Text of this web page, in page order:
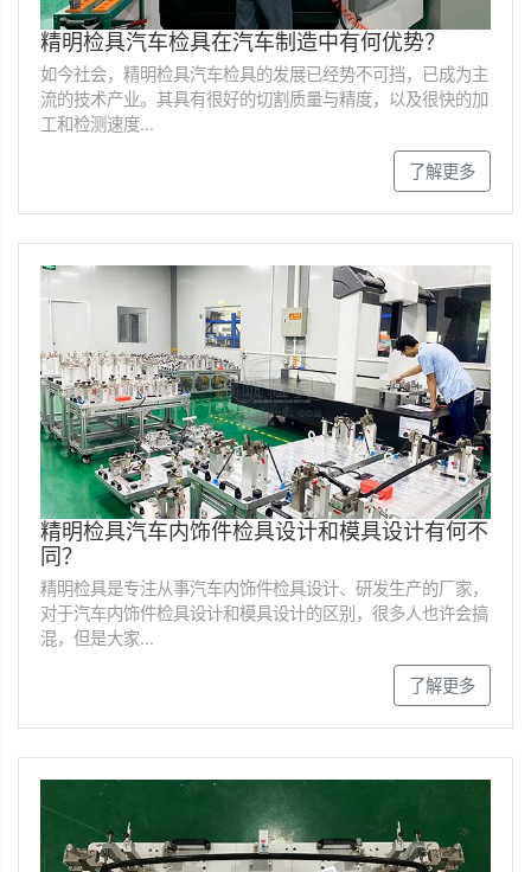
精明检具汽车检具在汽车制造中有何优势？
如今社会，精明检具汽车检具的发展已经势不可挡，已成为主
流的技术产业。其具有很好的切割质量与精度，以及很快的加
工和检测速度…
了解更多
精明检具汽车内饰件检具设计和模具设计有何不
同？
精明检具是专注从事汽车内饰件检具设计、研发生产的厂家，
对于汽车内饰件检具设计和模具设计的区别，很多人也许会搞
混，但是大家…
了解更多